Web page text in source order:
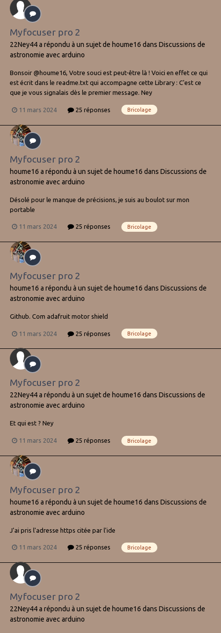
Myfocuser pro 2
22Ney44a répondu à un sujet de houme16 dans Discussions de
astronomie avec arduino
Bonsoir @houme16, Votre souci est peut-être là ! Voici en effet ce qui
est écrit dans le readme.txt qui accompagne cette Library : C'est ce
que je vous signalais dès le premier message. Ney
11 mars 2024 25 réponses Bricolage
Myfocuser pro 2
houme16 a répondu à un sujet de houme16 dans Discussions de
astronomie avec arduino
Désolé pour le manque de précisions, je suis au boulot sur mon
portable
11 mars 2024 25 réponses Bricolage
Myfocuser pro 2
houme16 a répondu à un sujet de houme16 dans Discussions de
astronomie avec arduino
Github. Com adafruit motor shield
11 mars 2024 25 réponses Bricolage
Myfocuser pro 2
22Ney44a répondu à un sujet de houme16 dans Discussions de
astronomie avec arduino
Et qui est ? Ney
11 mars 2024 25 réponses Bricolage
Myfocuser pro 2
houme16 a répondu à un sujet de houme16 dans Discussions de
astronomie avec arduino
J'ai pris l'adresse https citée par l'ide
11 mars 2024 25 réponses Bricolage
Myfocuser pro 2
22Ney44a répondu à un sujet de houme16 dans Discussions de
astronomie avec arduino